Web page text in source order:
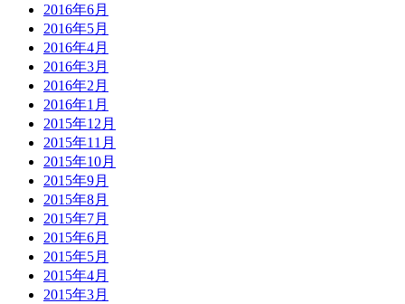
2016年6月
2016年5月
2016年4月
2016年3月
2016年2月
2016年1月
2015年12月
2015年11月
2015年10月
2015年9月
2015年8月
2015年7月
2015年6月
2015年5月
2015年4月
2015年3月